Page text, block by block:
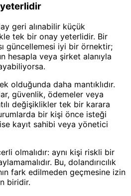
yeterlidir
geri alınabilir küçük
tek bir onay yeterlidir. Bir
güncellemesi iyi bir örnektir;
hesapla veya şirket alanıyla
olduğunda daha mantıklıdır.
güvenlik, ödemeler veya
değişiklikler tek bir karara
bir kişi önce isteği
kayıt sahibi veya yönetici
olmalıdır: aynı kişi riskli bir
Bu, dolandırıcılık
fark edilmeden geçmesine izin
biridir.